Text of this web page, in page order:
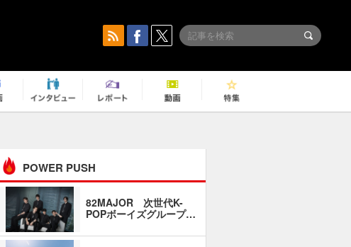
POWER PUSH
82MAJOR 次世代K-
POPボーイズグループ…